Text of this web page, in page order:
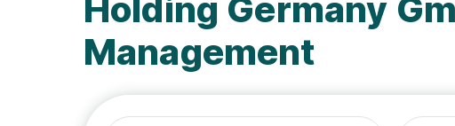
Holding Germany
Management